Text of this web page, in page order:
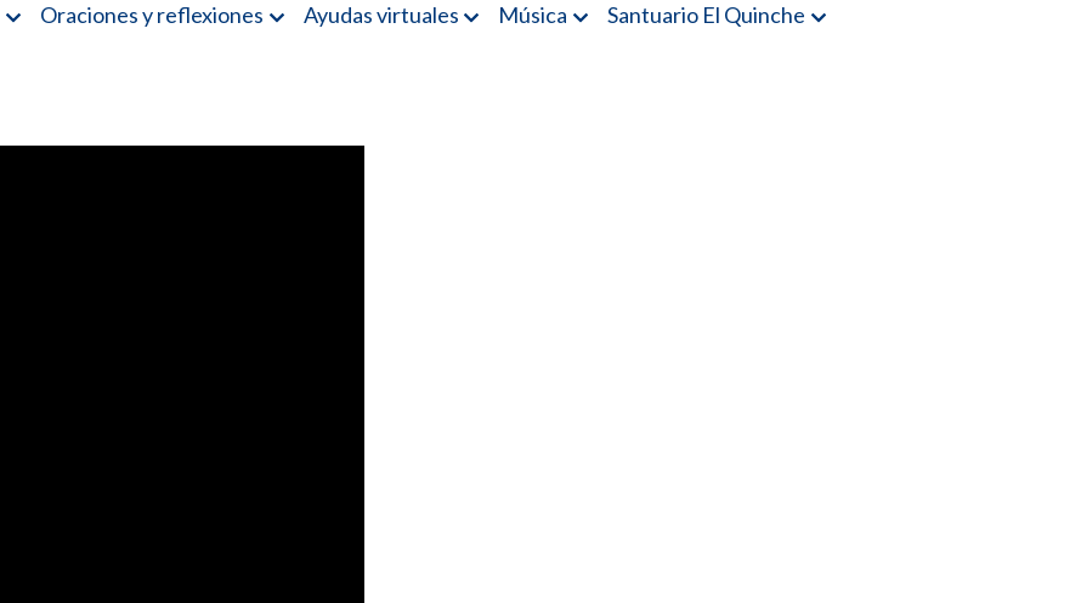
Oraciones y reflexiones Ayudas virtuales Música Santuario El Quinche